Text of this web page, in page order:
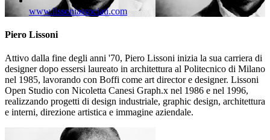
www.lissoniassociati.com
Piero Lissoni
Attivo dalla fine degli anni '70, Piero Lissoni inizia la sua carriera di
designer dopo essersi laureato in architettura al Politecnico di Milano
nel 1985, lavorando con Boffi come art director e designer. Lissoni
Open Studio con Nicoletta Canesi Graph.x nel 1986 e nel 1996,
realizzando progetti di design industriale, graphic design, architettura
e interni, direzione artistica e immagine aziendale.